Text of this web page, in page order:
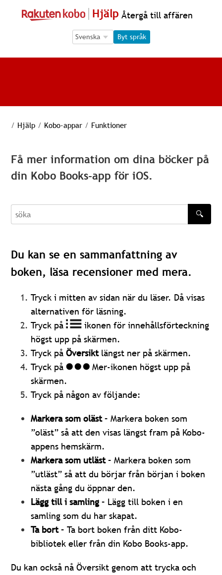
Hjälp Återgå till affären
Language Selection
Language Selection
Byt språk
/ Hjälp / Kobo-appar / Funktioner
Få mer information om dina böcker på
din Kobo Books-app för iOS.
söka
🔍
Du kan se en sammanfattning av
boken, läsa recensioner med mera.
Tryck i mitten av sidan när du läser. Då visas
alternativen för läsning.
Tryck på
ikonen för innehållsförteckning
högst upp på skärmen.
Tryck påÖversiktlängst ner på skärmen.
Tryck på
Mer-ikonen högst upp på
skärmen.
Tryck på någon av följande:
Markera som oläst– Markera boken som
”oläst” så att den visas längst fram på Kobo-
appens hemskärm.
Markera som utläst– Markera boken som
”utläst” så att du börjar från början i boken
nästa gång du öppnar den.
Lägg till i samling – Lägg till boken i en
samling som du har skapat.
Ta bort– Ta bort boken från ditt Kobo-
bibliotek eller från din Kobo Books-app.
Du kan också nå Översikt genom att trycka och